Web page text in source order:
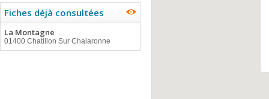
Fiches déjà consultées
La Montagne
01400 Chatillon Sur Chalaronne